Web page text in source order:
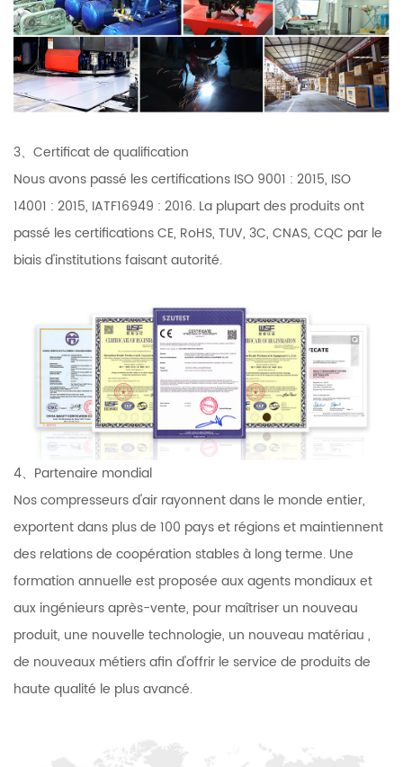
3、Certificat de qualification
Nous avons passé les certifications ISO 9001 : 2015, ISO
14001 : 2015, IATF16949 : 2016. La plupart des produits ont
passé les certifications CE, RoHS, TUV, 3C, CNAS, CQC par le
biais d'institutions faisant autorité.
4、Partenaire mondial
Nos compresseurs d'air rayonnent dans le monde entier,
exportent dans plus de 100 pays et régions et maintiennent
des relations de coopération stables à long terme. Une
formation annuelle est proposée aux agents mondiaux et
aux ingénieurs après-vente, pour maîtriser un nouveau
produit, une nouvelle technologie, un nouveau matériau ,
de nouveaux métiers afin d'offrir le service de produits de
haute qualité le plus avancé.